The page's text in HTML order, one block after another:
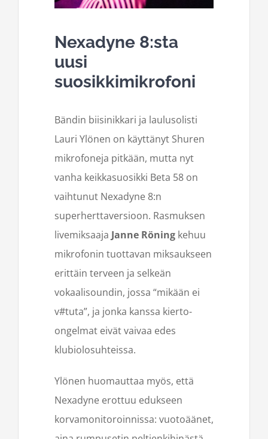
Nexadyne 8:sta
uusi
suosikkimikrofoni
Bändin biisinikkari ja laulusolisti
Lauri Ylönen on käyttänyt Shuren
mikrofoneja pitkään, mutta nyt
vanha keikkasuosikki Beta 58 on
vaihtunut Nexadyne 8:n
superherttaversioon. Rasmuksen
livemiksaaja Janne Röning kehuu
mikrofonin tuottavan miksaukseen
erittäin terveen ja selkeän
vokaalisoundin, jossa “mikään ei
v#tuta”, ja jonka kanssa kierto-
ongelmat eivät vaivaa edes
klubiolosuhteissa.
Ylönen huomauttaa myös, että
Nexadyne erottuu edukseen
korvamonitoroinnissa: vuotoäänet,